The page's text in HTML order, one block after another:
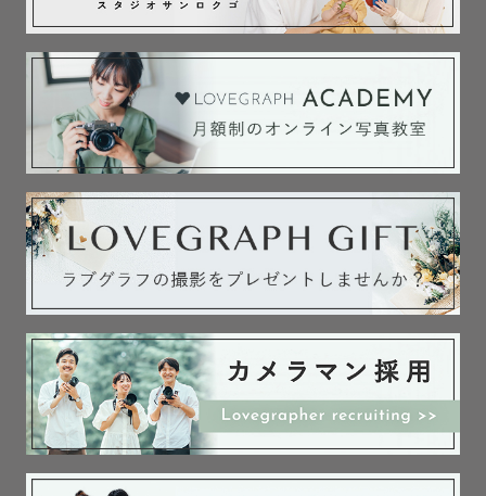
頼を、積極的に承ることになりました。
「駅で電車と一緒に撮りたい！」「運転席の近くで撮りた
い！」「踏切をバックにピースしたい！」....。
そんなご要望をお持ちの鉄ちゃんファミリー様、鉄道写真
歴15年以上のタケちゃんにお任せください。
まずはお気軽にご相談・お問い合わせを、下記の「公式
LINEで問い合わせる」からどうぞ。お待ちしています。
🚅🚅🚅🚅 電車が好きな子、大集合～!! 🚅🚅🚅🚅🚅🚅🚅🚅
最後にゲスト様からいただいたさまざまなお声を、抜粋
して紹介させていただきます。
💛撮影前から色々な要望を聞いてもらったり、撮影場所
の許可などのアドバイスをしていただき、子どもの発熱で